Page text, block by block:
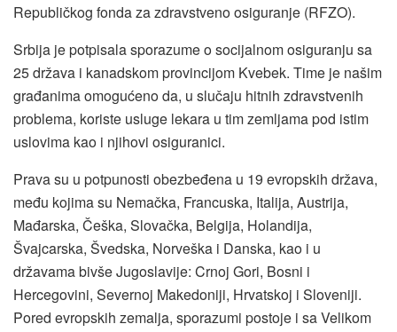
Republičkog fonda za zdravstveno osiguranje (RFZO).
Srbija je potpisala sporazume o socijalnom osiguranju sa
25 država i kanadskom provincijom Kvebek. Time je našim
građanima omogućeno da, u slučaju hitnih zdravstvenih
problema, koriste usluge lekara u tim zemljama pod istim
uslovima kao i njihovi osiguranici.
Prava su u potpunosti obezbeđena u 19 evropskih država,
među kojima su Nemačka, Francuska, Italija, Austrija,
Mađarska, Češka, Slovačka, Belgija, Holandija,
Švajcarska, Švedska, Norveška i Danska, kao i u
državama bivše Jugoslavije: Crnoj Gori, Bosni i
Hercegovini, Severnoj Makedoniji, Hrvatskoj i Sloveniji.
Pored evropskih zemalja, sporazumi postoje i sa Velikom